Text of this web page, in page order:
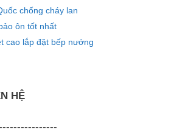
chống cháy lan
ôn tốt nhất
cao lắp đặt bếp nướng
HỆ